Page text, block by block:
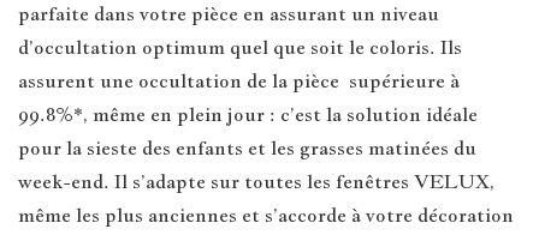
parfaite dans votre pièce en assurant un niveau
d’occultation optimum quel que soit le coloris. Ils
assurent une occultation de la pièce supérieure à
99.8%*, même en plein jour : c’est la solution idéale
pour la sieste des enfants et les grasses matinées du
week-end. Il s’adapte sur toutes les fenêtres VELUX,
même les plus anciennes et s’accorde à votre décoration